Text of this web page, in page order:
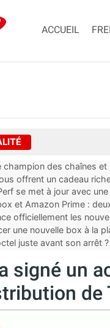
ACCUEIL
champion des chaînes
offrent un cadeau
se met à jour avec
SFR ...
et Amazon Prime :
officiellement les
cadeaux
une nouvelle box à la
juste avant son arrêt
signé un
de